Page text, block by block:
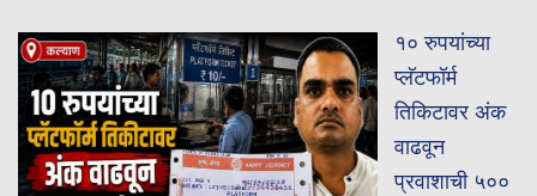
१० रुपयांच्या
प्लॅटफॉर्म
तिकिटावर अंक
वाढवून
प्रवाशाची ५००